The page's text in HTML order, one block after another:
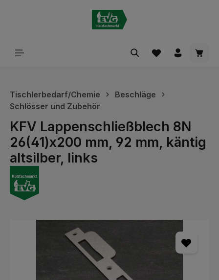
Tischlerbedarf/Chemie
Beschläge
Schlösser und Zubehör
KFV Lappenschließblech 8N
26(41)x200 mm, 92 mm, käntig
altsilber, links